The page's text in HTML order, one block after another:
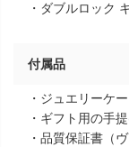
・ダブルロック
付属品
・ジュエリーケ
・ギフト用の手
・品質保証書（